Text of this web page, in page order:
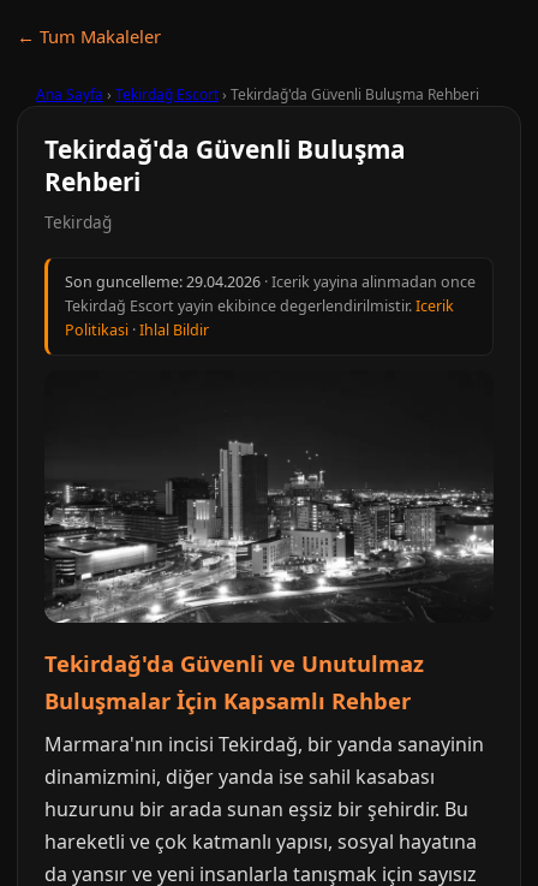
← Tum Makaleler
Ana Sayfa › Tekirdağ Escort› Tekirdağ'da Güvenli Buluşma Rehberi
Tekirdağ'da Güvenli Buluşma
Rehberi
Tekirdağ
Son guncelleme:29.04.2026 · Icerik yayina alinmadan once
Tekirdağ Escort yayin ekibince degerlendirilmistir.Icerik
Politikasi ·Ihlal Bildir
Tekirdağ'da Güvenli ve Unutulmaz
Buluşmalar İçin Kapsamlı Rehber
Marmara'nın incisi Tekirdağ, bir yanda sanayinin
dinamizmini, diğer yanda ise sahil kasabası
huzurunu bir arada sunan eşsiz bir şehirdir. Bu
hareketli ve çok katmanlı yapısı, sosyal hayatına
da yansır ve yeni insanlarla tanışmak için sayısız